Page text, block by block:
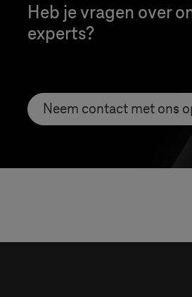
Heb je vragen over
experts?
Neem contact met ons